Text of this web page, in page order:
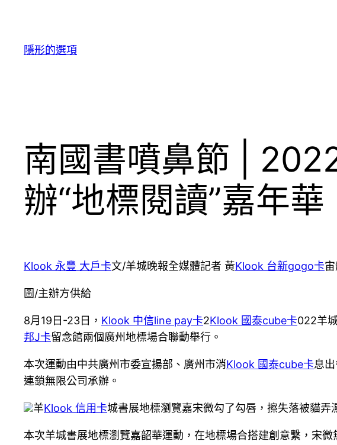
隱形的選項
南國書噴鼻節 |
辦“地標閱讀”嘉年華
Klook 永豐 大戶卡文/羊城晚報全媒體記者 黃Klook 台新gogo卡
圖/主辦方供給
8月19日-23日， Klook 中信line pay卡2Klook 國泰cube卡022羊
邦J卡留念館兩個廣州地標場合聯動舉行。
本次運動由中共廣州市委宣揚部、廣州市消Klook 國泰cube卡息
連鎖無限公司承辦。
羊Klook 信用卡城書展地標瀏覽嘉宋微勾了勾唇，擦失落被貓
本次羊城書展地標瀏覽嘉韶華運動，在地標場合搭建創意繫，宋